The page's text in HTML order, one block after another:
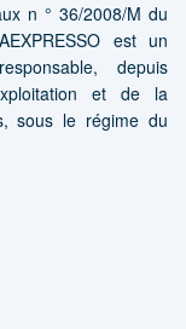
n ° 36/2008/M du
est un
depuis
et de la
sous le régime du